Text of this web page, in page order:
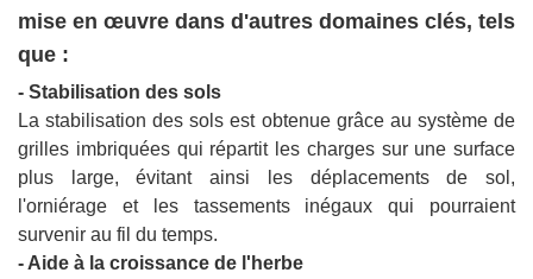
mise en œuvre dans d'autres domaines clés, tels
que :
- Stabilisation des sols
La stabilisation des sols est obtenue grâce au système de
grilles imbriquées qui répartit les charges sur une surface
plus large, évitant ainsi les déplacements de sol,
l'orniérage et les tassements inégaux qui pourraient
survenir au fil du temps.
- Aide à la croissance de l'herbe